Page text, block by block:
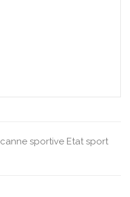
canne sportive Etat sport